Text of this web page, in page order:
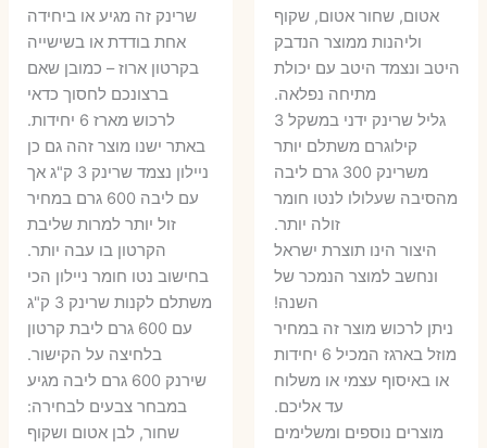
אטום, שחור אטום, שקוף
וליהנות ממוצר הנדבק
היטב ונצמד היטב עם יכולת
מתיחה נפלאה.
גליל שרינק ידני במשקל 3
קילוגרם משתלם יותר
משרינק 300 גרם ליבה
מהסיבה שעלולו לנטו חומר
זולה יותר.
היצור הינו תוצרת ישראל
ונחשב למוצר הנמכר של
השנה!
ניתן לרכוש מוצר זה במחיר
מוזל בארגז המכיל 6 יחידות
או באיסוף עצמי או משלוח
עד אליכם.
מוצרים נוספים ומשלימים
שרינק זה מגיע או ביחידה
אחת בודדת או בשישייה
בקרטון ארוז – כמובן שאם
ברצונכם לחסוך כדאי
לרכוש מארז 6 יחידות.
באתר ישנו מוצר זהה גם כן
ניילון נצמד שרינק 3 ק"ג אך
עם ליבה 600 גרם במחיר
זול יותר למרות שליבת
הקרטון בו עבה יותר.
בחישוב נטו חומר ניילון הכי
משתלם לקנות שרינק 3 ק"ג
עם 600 גרם ליבת קרטון
בלחיצה על הקישור.
שירנק 600 גרם ליבה מגיע
במבחר צבעים לבחירה:
שחור, לבן אטום ושקוף